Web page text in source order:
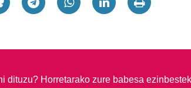
dituzu? Horretarako zure babesa